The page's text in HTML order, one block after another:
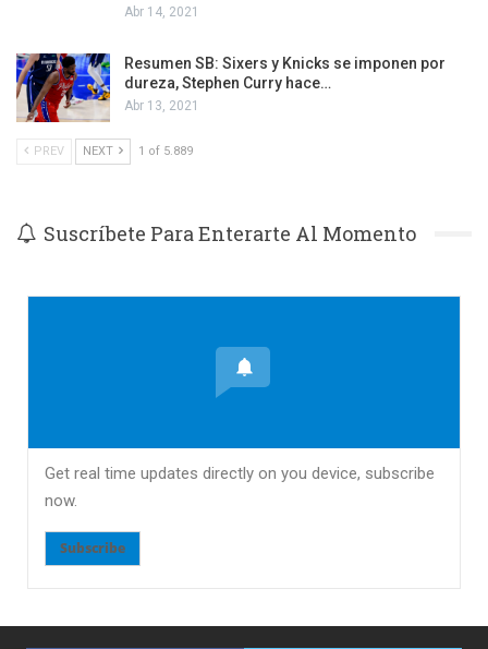
Abr 14, 2021
Resumen SB: Sixers y Knicks se imponen por
dureza, Stephen Curry hace…
Abr 13, 2021
PREV NEXT 1 of 5.889
Suscríbete Para Enterarte Al Momento
Get real time updates directly on you device, subscribe
now.
Subscribe